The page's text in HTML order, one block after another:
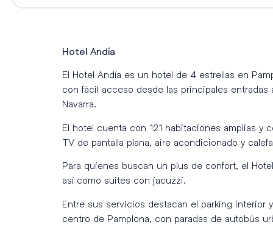
Hotel Andía
El Hotel Andía es un hotel de 4 estrellas en
con fácil acceso desde las principales
Navarra.
El hotel cuenta con 121 habitaciones amplias y
TV de pantalla plana, aire acondicionado y
Para quienes buscan un plus de confort, el
así como suites con jacuzzi.
Entre sus servicios destacan el parking
centro de Pamplona, con paradas de autobús